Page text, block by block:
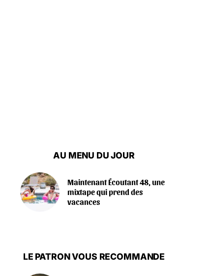
AU MENU DU JOUR
Maintenant Écoutant 48, une
mixtape qui prend des
vacances
LE PATRON VOUS RECOMMANDE